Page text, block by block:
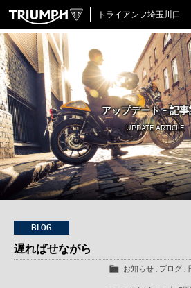
トライアンフ埼玉川口
新車在庫情報
試乗車一覧
認定中古車
アクセサリー
クロージング
アップデート
店舗情報
採用情報
アップデート - 記事
UPDATE ARTICLE
BLOG
遅ればせながら
お知らせ ブログ